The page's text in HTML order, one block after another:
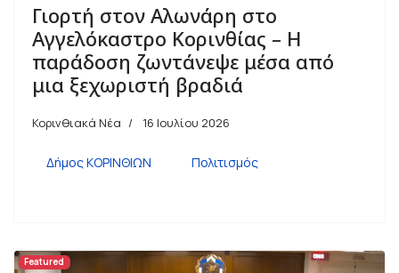
Γιορτή στον Αλωνάρη στο
Αγγελόκαστρο Κορινθίας – Η
παράδοση ζωντάνεψε μέσα από
μια ξεχωριστή βραδιά
Κορινθιακά Νέα 16 Ιουλίου 2026
Δήμος ΚΟΡΙΝΘΙΩΝ Πολιτισμός
Featured